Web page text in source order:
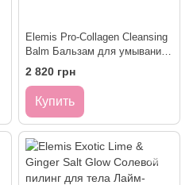
Elemis Pro-Collagen Cleansing
Balm Бальзам для умывания
Про-Коллаген 105г
2 820 грн
Купить